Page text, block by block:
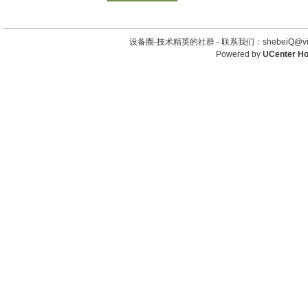
设备圈-技术精英的社群 - 联系我们：
Powered by UCenter